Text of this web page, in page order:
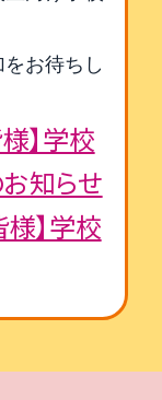
お待ちし
】学校
知らせ
】学校